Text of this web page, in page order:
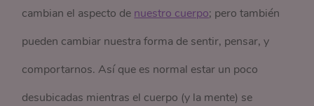
cambian el aspecto de nuestro cuerpo; pero también
pueden cambiar nuestra forma de sentir, pensar, y
comportarnos. Así que es normal estar un poco
desubicadas mientras el cuerpo (y la mente) se